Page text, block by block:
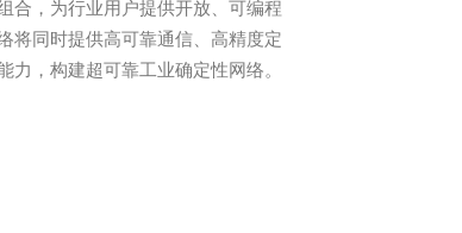
合，为行业用户提供开放、可编程
将同时提供高可靠通信、高精度定
，构建超可靠工业确定性网络。